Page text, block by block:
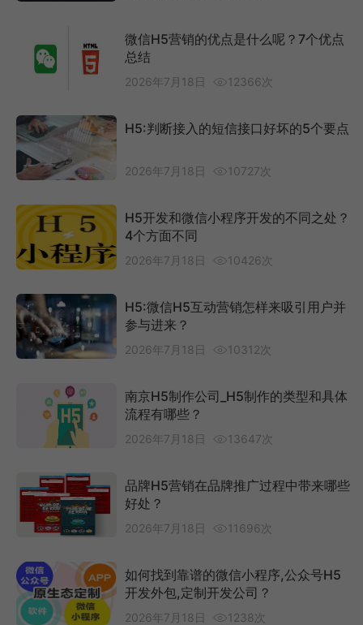
微信H5营销的优点是什么呢？7个优点
总结
2026年7月18日 12366次
H5:判断接入的短信接口好坏的5个要点
2026年7月18日 10727次
H5开发和微信小程序开发的不同之处？
4个方面不同
2026年7月18日 10426次
H5:微信H5互动营销怎样来吸引用户并
参与进来？
2026年7月18日 10312次
南京H5制作公司_H5制作的类型和具体
流程有哪些？
2026年7月18日 13647次
品牌H5营销在品牌推广过程中带来哪些
好处？
2026年7月18日 11696次
如何找到靠谱的微信小程序,公众号H5
开发外包,定制开发公司？
2026年7月18日 1238次